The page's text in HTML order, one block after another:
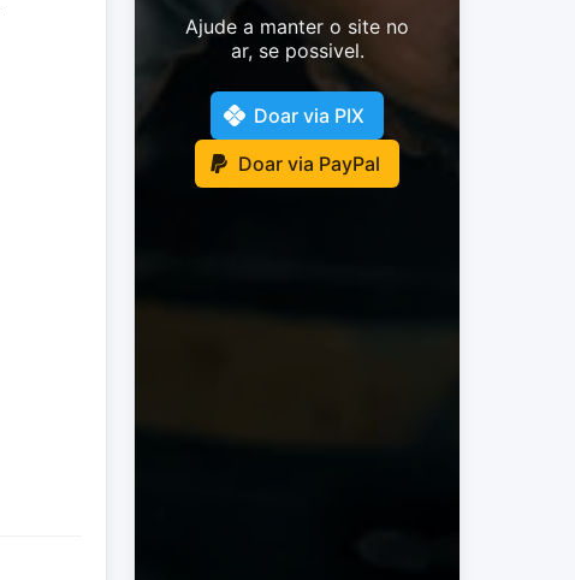
Ajude a manter o site no
ar, se possivel.
Doar via PIX
Doar via PayPal